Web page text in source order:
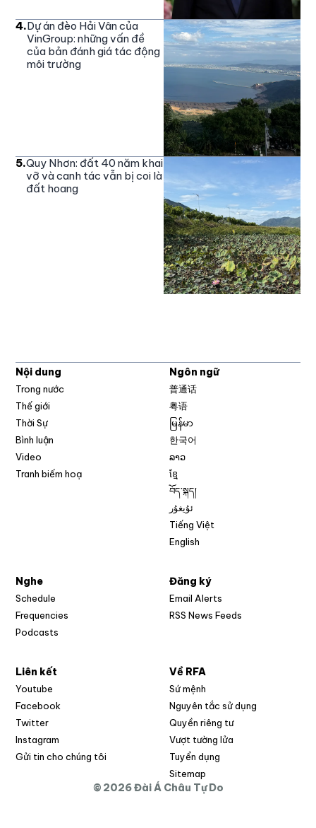
4.Dự án đèo Hải Vân của
VinGroup: những vấn đề
của bản đánh giá tác động
môi trường
5.Quy Nhơn: đất 40 năm khai
vỡ và canh tác vẫn bị coi là
đất hoang
Nội dung
Trong nước
Thế giới
Thời Sự
Bình luận
Video
Tranh biếm hoạ
Ngôn ngữ
普通话
粤语
မြန်မာ
한국어
ລາວ
ខ្មែ
བོད་སྐད།
ئۇيغۇر
Tiếng Việt
English
Nghe
Schedule
Frequencies
Podcasts
Đăng ký
Email Alerts
RSS News Feeds
Liên kết
Youtube
Facebook
Twitter
Instagram
Gửi tin cho chúng tôi
Về RFA
Sứ mệnh
Nguyên tắc sử dụng
Quyền riêng tư
Vượt tường lửa
Tuyển dụng
Sitemap
© 2026 Đài Á Châu Tự Do